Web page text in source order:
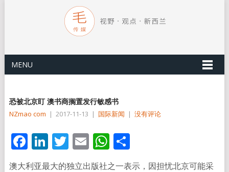
MENU
恐被北京盯 澳书商搁置发行敏感书
NZmao com | 2017-11-13 | 国际新闻 | 没有评论
Facebook
LinkedIn
Twitter
EmailWhatsApp
分
享
澳大利亚最大的独立出版社之一表示，因担忧北京可能采